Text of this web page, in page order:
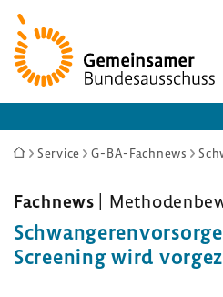
Zur
Startseite
Sie
hier:
Service G-BA-Fachnews
Fach­news |
Screening wird